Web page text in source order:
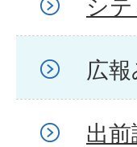
シ
広報
出前